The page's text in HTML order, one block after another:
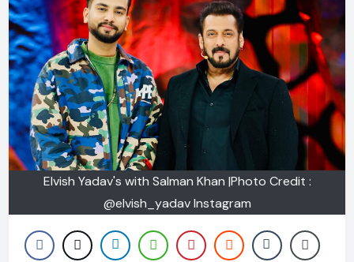
Elvish Yadav's with Salman Khan |Photo Credit :
@elvish_yadav Instagram